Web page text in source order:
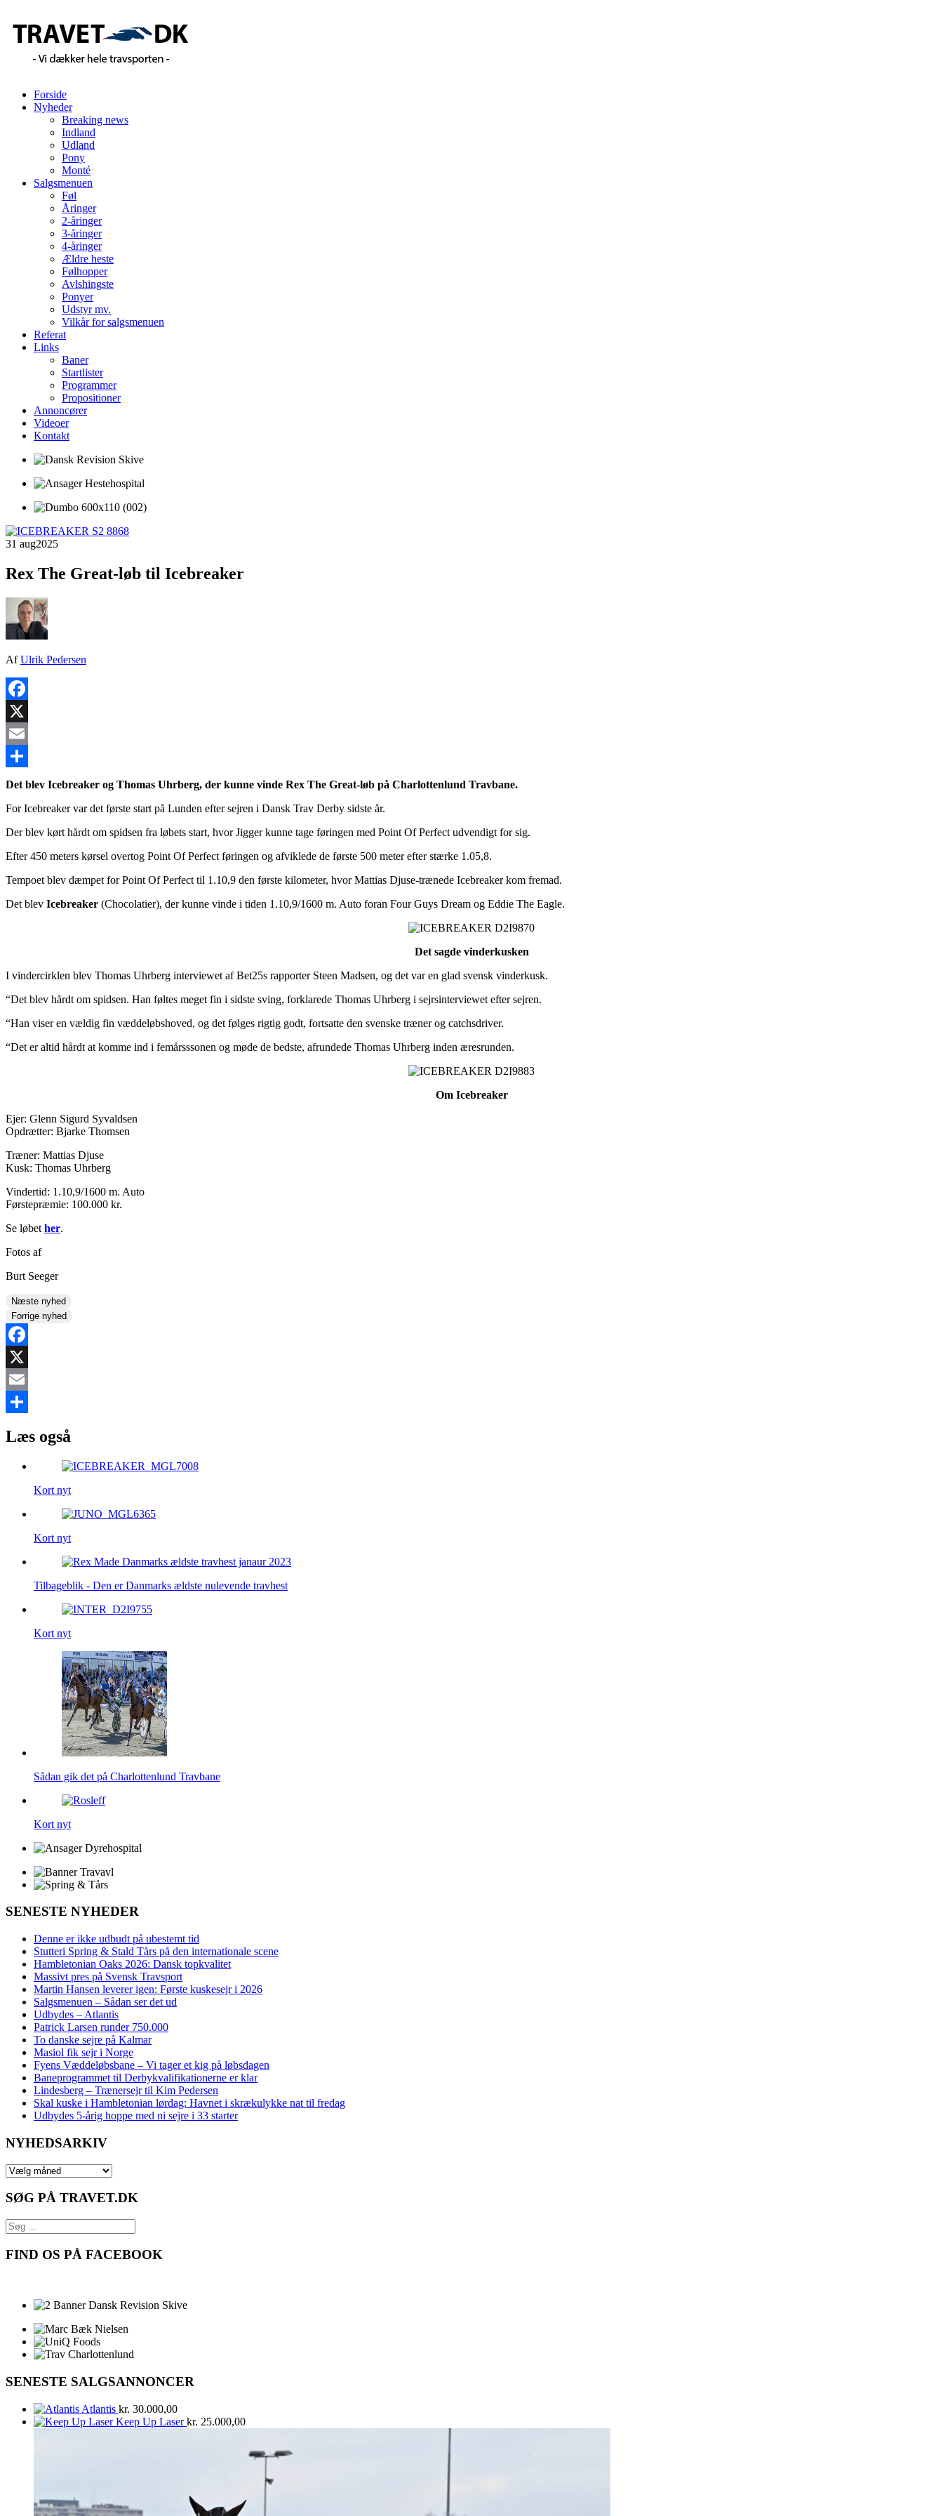
Forside
Nyheder
Breaking news
Indland
Udland
Pony
Monté
Salgsmenuen
Føl
Åringer
2-åringer
3-åringer
4-åringer
Ældre heste
Følhopper
Avlshingste
Ponyer
Udstyr mv.
Vilkår for salgsmenuen
Referat
Links
Baner
Startlister
Programmer
Propositioner
Annoncører
Videoer
Kontakt
31 aug2025
Rex The Great-løb til Icebreaker
AfUlrik Pedersen
Facebook
X
Email
Share
Det blev Icebreaker og Thomas Uhrberg, der kunne vinde Rex The Great-løb på Charlottenlund Travbane.
For Icebreaker var det første start på Lunden efter sejren i Dansk Trav Derby sidste år.
Der blev kørt hårdt om spidsen fra løbets start, hvor Jigger kunne tage føringen med Point Of Perfect udvendigt for sig.
Efter 450 meters kørsel overtog Point Of Perfect føringen og afviklede de første 500 meter efter stærke 1.05,8.
Tempoet blev dæmpet for Point Of Perfect til 1.10,9 den første kilometer, hvor Mattias Djuse-trænede Icebreaker kom fremad.
Det blev Icebreaker (Chocolatier), der kunne vinde i tiden 1.10,9/1600 m. Auto foran Four Guys Dream og Eddie The Eagle.
Det sagde vinderkusken
I vindercirklen blev Thomas Uhrberg interviewet af Bet25s rapporter Steen Madsen, og det var en glad svensk vinderkusk.
“Det blev hårdt om spidsen. Han føltes meget fin i sidste sving, forklarede Thomas Uhrberg i sejrsinterviewet efter sejren.
“Han viser en vældig fin væddeløbshoved, og det følges rigtig godt, fortsatte den svenske træner og catchsdriver.
“Det er altid hårdt at komme ind i femårsssonen og møde de bedste, afrundede Thomas Uhrberg inden æresrunden.
Om Icebreaker
Ejer: Glenn Sigurd Syvaldsen
Opdrætter: Bjarke Thomsen
Træner: Mattias Djuse
Kusk: Thomas Uhrberg
Vindertid: 1.10,9/1600 m. Auto
Førstepræmie: 100.000 kr.
Se løbet her.
Fotos af
Burt Seeger
Næste nyhed
Forrige nyhed
Facebook
X
Email
Læs også
Kort nyt
Kort nyt
Tilbageblik - Den er Danmarks ældste nulevende travhest
Kort nyt
Sådan gik det på Charlottenlund Travbane
Kort nyt
SENESTE NYHEDER
Denne er ikke udbudt på ubestemt tid
Stutteri Spring & Stald Tårs på den internationale scene
Hambletonian Oaks 2026: Dansk topkvalitet
Massivt pres på Svensk Travsport
Martin Hansen leverer igen: Første kuskesejr i 2026
Salgsmenuen – Sådan ser det ud
Udbydes – Atlantis
Patrick Larsen runder 750.000
To danske sejre på Kalmar
Masiol fik sejr i Norge
Fyens Væddeløbsbane – Vi tager et kig på løbsdagen
Baneprogrammet til Derbykvalifikationerne er klar
Lindesberg – Trænersejr til Kim Pedersen
Skal kuske i Hambletonian lørdag: Havnet i skrækulykke nat til fredag
Udbydes 5‑årig hoppe med ni sejre i 33 starter
NYHEDSARKIV
NYHEDSARKIV
SØG PÅ TRAVET.DK
FIND OS PÅ FACEBOOK
SENESTE SALGSANNONCER
Atlantis kr. 30.000,00
Keep Up Laser kr. 25.000,00